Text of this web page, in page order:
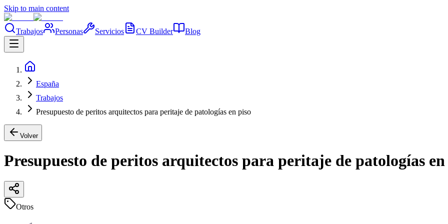
Skip to main content
Trabajos Personas Servicios CV Builder Blog
España
Trabajos
Presupuesto de peritos arquitectos para peritaje de patologías en piso
Volver
Presupuesto de peritos arquitectos para peritaje de patologías
Otros